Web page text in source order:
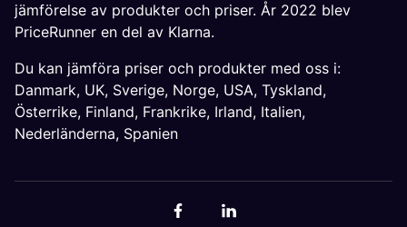
jämförelse av produkter och priser. År 2022 blev
PriceRunner en del av Klarna.
Du kan jämföra priser och produkter med oss i:
Danmark, UK, Sverige, Norge, USA, Tyskland,
Österrike, Finland, Frankrike, Irland, Italien,
Nederländerna, Spanien